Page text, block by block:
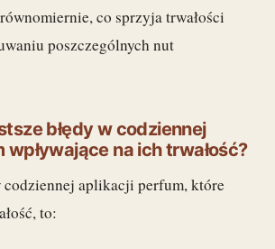
co sprzyja trwałości
poszczególnych nut
błędy w codziennej
na ich trwałość?
codziennej aplikacji perfum, które
to: